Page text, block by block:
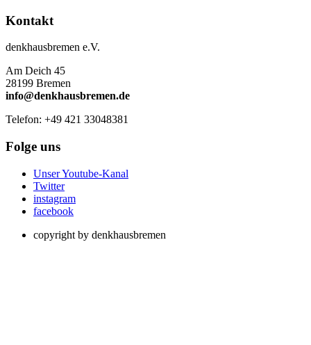
Kontakt
denkhausbremen e.V.
Am Deich 45
28199 Bremen
info@denkhausbremen.de
Telefon: +49 421 33048381
Folge uns
Unser Youtube-Kanal
Twitter
instagram
facebook
copyright by denkhausbremen